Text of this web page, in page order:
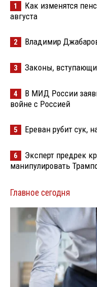
1
Как изменятся
августа
2 Владимир
3 Законы,
4
В МИД России
войне с Россией
5 Ереван рубит сук,
6
Эксперт предрек
манипулировать
Главное сегодня